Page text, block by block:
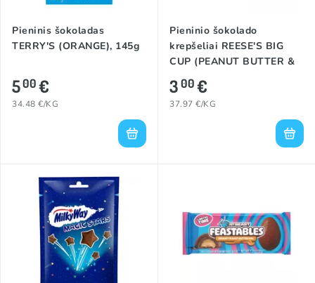
Pieninis šokoladas
TERRY'S (ORANGE), 145g
500€
34.48 €/KG
Pieninio šokolado
krepšeliai REESE'S BIG
CUP (PEANUT BUTTER &
CARAMEL), 79g
300€
37.97 €/KG